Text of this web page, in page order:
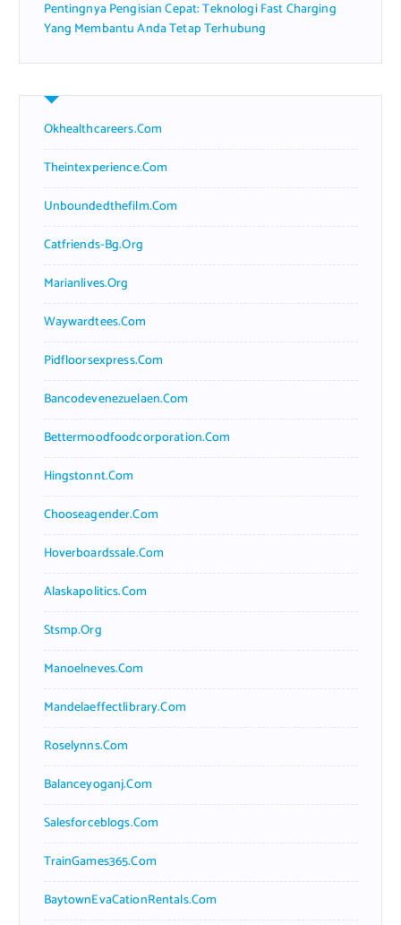
Pentingnya Pengisian Cepat: Teknologi Fast Charging
Yang Membantu Anda Tetap Terhubung
Okhealthcareers.com
Theintexperience.com
Unboundedthefilm.com
Catfriends-Bg.org
Marianlives.org
Waywardtees.com
Pidfloorsexpress.com
Bancodevenezuelaen.com
Bettermoodfoodcorporation.com
Hingstonnt.com
Chooseagender.com
Hoverboardssale.com
Alaskapolitics.com
Stsmp.org
Manoelneves.com
Mandelaeffectlibrary.com
Roselynns.com
Balanceyoganj.com
Salesforceblogs.com
TrainGames365.com
BaytownEvaCationRentals.com